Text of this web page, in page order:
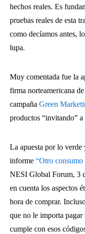
hechos reales. Es
pruebas reales de esta
como decíamos antes,
lupa.
Muy comentada fue la
firma norteamericana
campaña Green
productos “invitando” a
La apuesta por lo verde
informe “Otro
NESI Global Forum, 3
en cuenta los aspectos
hora de comprar.
que no le importa
cumple con esos